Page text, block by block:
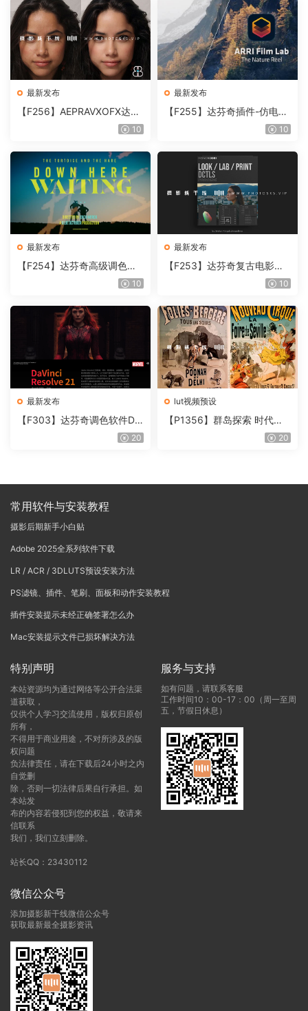
最新发布
【F256】AEPRAVXOFX达芬
奇视频人像磨皮润肤美颜插件
10
最新发布
【F255】达芬奇插件-仿电影
胶片视频调色插件 ARRI Film
10
最新发布
【F254】达芬奇高级调色插
件 Contour V2.2.2 WinMac10
最新发布
【F253】达芬奇复古电影胶
片质感DCTL节点调色预设 M
T V4.0
10
最新发布
【F303】达芬奇调色软件Da
Vinci Resolve Studio21.0.320
lut视频预设
【P1356】群岛探索 时代马
戏团 – QUEST 60 调色预设A
20
常用软件与安装教程
摄影后期新手小白贴
Adobe 2025全系列软件下载
LR / ACR / 3DLUTS预设安装方法
PS滤镜、插件、笔刷、面板和动作安装教程
插件安装提示未经正确签署怎么办
Mac安装提示文件已损坏解决方法
特别声明
本站资源均为通过网络等公开合法渠
道获取，
仅供个人学习交流使用，版权归原创
所有，
不得用于商业用途，不对所涉及的版
权问题
负法律责任，请在下载后24小时之内
自觉删
除，否则一切法律后果自行承担。如
本站发
布的内容若侵犯到您的权益，敬请来
信联系
我们，我们立刻删除。
站长QQ：23430112
服务与支持
如有问题，请联系客服
工作时间10：00-17：00（周一至周
五，节假日休息）
微信公众号
添加摄影新干线微信公众号
获取最新最全摄影资讯